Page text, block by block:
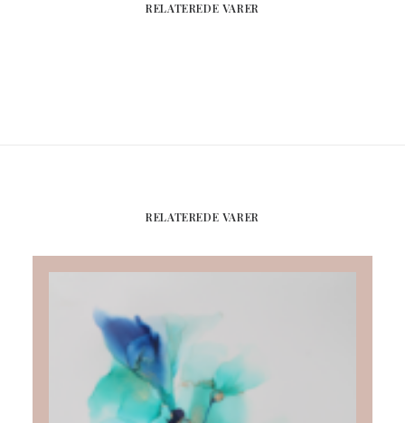
RELATEREDE VARER
RELATEREDE VARER